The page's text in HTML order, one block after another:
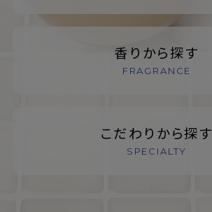
香りから探す
FRAGRANCE
こだわりから探す
SPECIALTY